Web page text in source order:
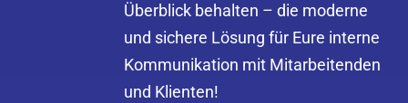
Überblick behalten – die moderne
und sichere Lösung für Eure interne
Kommunikation mit Mitarbeitenden
und Klienten!